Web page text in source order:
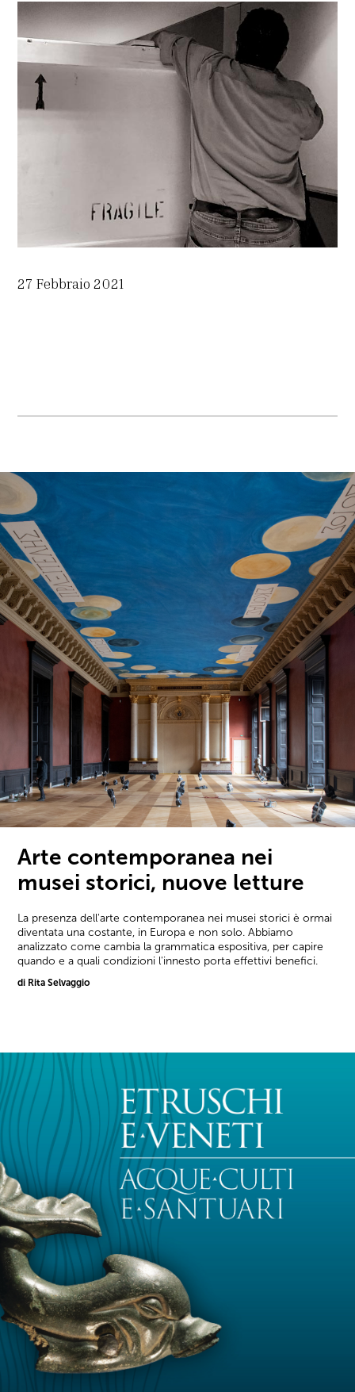
27 Febbraio 2021
Arte contemporanea nei
musei storici, nuove letture
La presenza dell'arte contemporanea nei musei storici è ormai
diventata una costante, in Europa e non solo. Abbiamo
analizzato come cambia la grammatica espositiva, per capire
quando e a quali condizioni l'innesto porta effettivi benefici.
di Rita Selvaggio